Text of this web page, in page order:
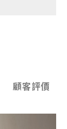
顧客評價